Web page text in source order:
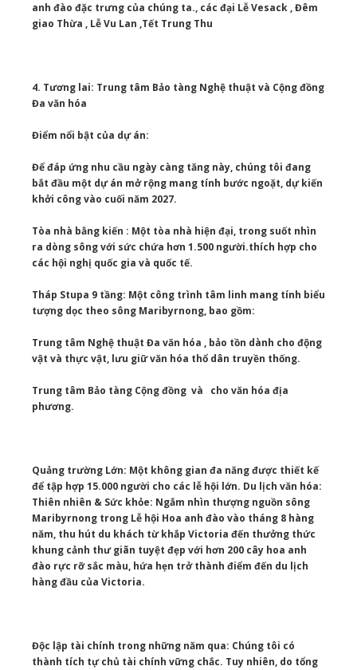
anh đào đặc trưng của chúng ta., các đại Lễ Vesack , Đêm
giao Thừa , Lễ Vu Lan ,Tết Trung Thu
4. Tương lai: Trung tâm Bảo tàng Nghệ thuật và Cộng đồng
Đa văn hóa
Điểm nổi bật của dự án:
Để đáp ứng nhu cầu ngày càng tăng này, chúng tôi đang
bắt đầu một dự án mở rộng mang tính bước ngoặt, dự kiến ​​
khởi công vào cuối năm 2027.
Tòa nhà bằng kiến : Một tòa nhà hiện đại, trong suốt nhìn
ra dòng sông với sức chứa hơn 1.500 người.thích hợp cho
các hội nghị quốc gia và quốc tế.
Tháp Stupa 9 tầng: Một công trình tâm linh mang tính biểu
tượng dọc theo sông Maribyrnong, bao gồm:
Trung tâm Nghệ thuật Đa văn hóa , bảo tồn dành cho động
vật và thực vật, lưu giữ văn hóa thổ dân truyền thống.
Trung tâm Bảo tàng Cộng đồng và cho văn hóa địa
phương.
Quảng trường Lớn: Một không gian đa năng được thiết kế
để tập hợp 15.000 người cho các lễ hội lớn. Du lịch văn hóa:
Thiên nhiên & Sức khỏe: Ngắm nhìn thượng nguồn sông
Maribyrnong trong Lễ hội Hoa anh đào vào tháng 8 hàng
năm, thu hút du khách từ khắp Victoria đến thưởng thức
khung cảnh thư giãn tuyệt đẹp với hơn 200 cây hoa anh
đào rực rỡ sắc màu, hứa hẹn trở thành điểm đến du lịch
hàng đầu của Victoria.
Độc lập tài chính trong những năm qua: Chúng tôi có
thành tích tự chủ tài chính vững chắc. Tuy nhiên, do tổng